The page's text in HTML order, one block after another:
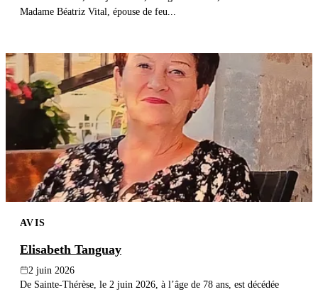
Madame Béatriz Vital, épouse de feu...
AVIS
Elisabeth Tanguay
2 juin 2026
De Sainte-Thérèse, le 2 juin 2026, à l’âge de 78 ans, est décédée